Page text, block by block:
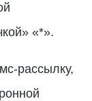
«*».
рассылку,